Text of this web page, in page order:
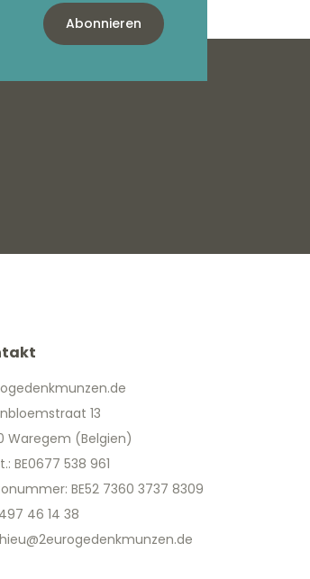
Abonnieren
13
Waregem (Belgien)
BE0677 538 961
BE52 7360 3737 8309
46 14 38